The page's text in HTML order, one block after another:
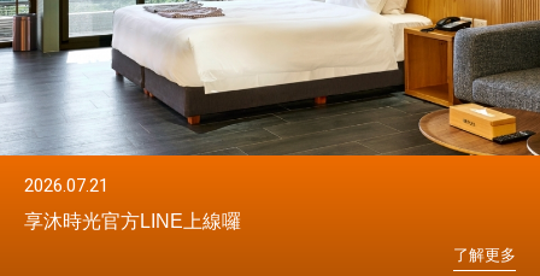
2026.07.21
享沐時光官方LINE上線囉
了解更多